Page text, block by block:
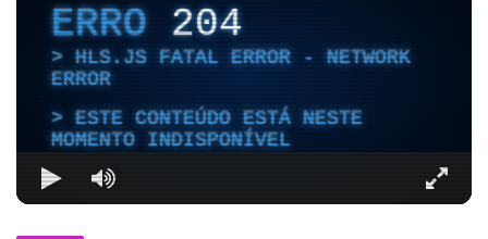
ERRO204
HLS.JS FATAL ERROR - NETWORK
ERROR
ESTE CONTEÚDO ESTÁ NESTE
MOMENTO INDISPONÍVEL